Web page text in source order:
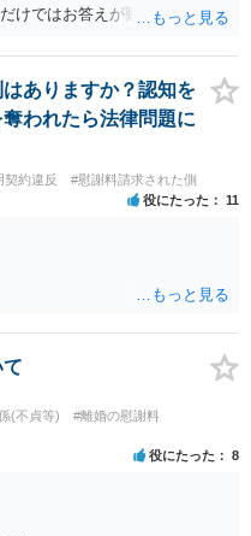
けではお答えが難しいです。
得ると思います。個々の弁護
ありますか？認知を
われたら法律問題に
契約違反 #慰謝料請求された側
役にたった 11
(不貞等)
#離婚の慰謝料
役にたった 8